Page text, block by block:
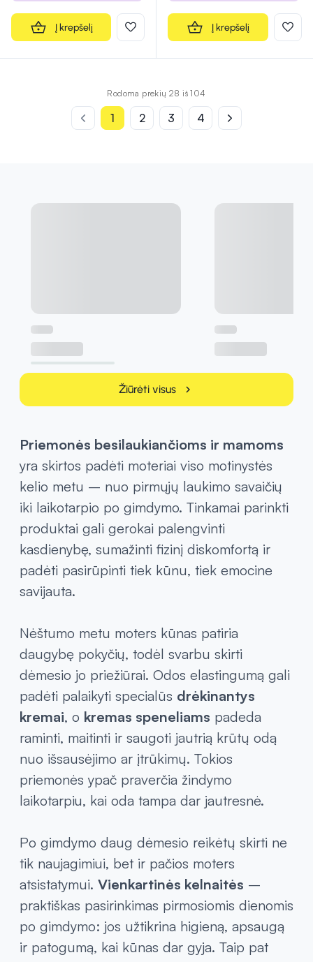
Į krepšelį Į krepšelį
Rodoma prekių 28 iš 104
1 2 3 4
Sveikata
Vaistinėlė į festivalį: vien vaistų
nuo skausmo nepakaks
Sveikata
Dezodorantas ar
atsakė, kada kurį
Priemonės besilaukiančioms ir mamoms
yra skirtos padėti moteriai viso motinystės
kelio metu – nuo pirmųjų laukimo savaičių
iki laikotarpio po gimdymo. Tinkamai parinkti
kasdienybę, sumažinti fizinį diskomfortą ir
padėti pasirūpinti tiek kūnu, tiek emocine
savijauta.
Nėštumo metu moters kūnas patiria
daugybę pokyčių, todėl svarbu skirti
dėmesio jo priežiūrai. Odos elastingumą gali
padėti palaikyti specialūs drėkinantys
kremai, okremas speneliamspadeda
nuo išsausėjimo ar įtrūkimų. Tokios
priemonės ypač praverčia žindymo
laikotarpiu, kai oda tampa dar jautresnė.
Po gimdymo daug dėmesio reikėtų skirti ne
tik naujagimiui, bet ir pačios moters